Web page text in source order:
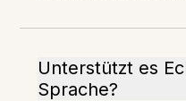
Unterstützt es
Sprache?